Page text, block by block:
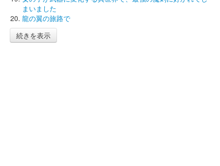
まいました
龍の翼の旅路で
続きを表示